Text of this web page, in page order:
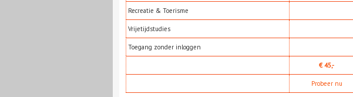
Recreatie & Toerisme
Vrijetijdstudies
Toegang zonder inloggen
€ 45,-
Probeer nu